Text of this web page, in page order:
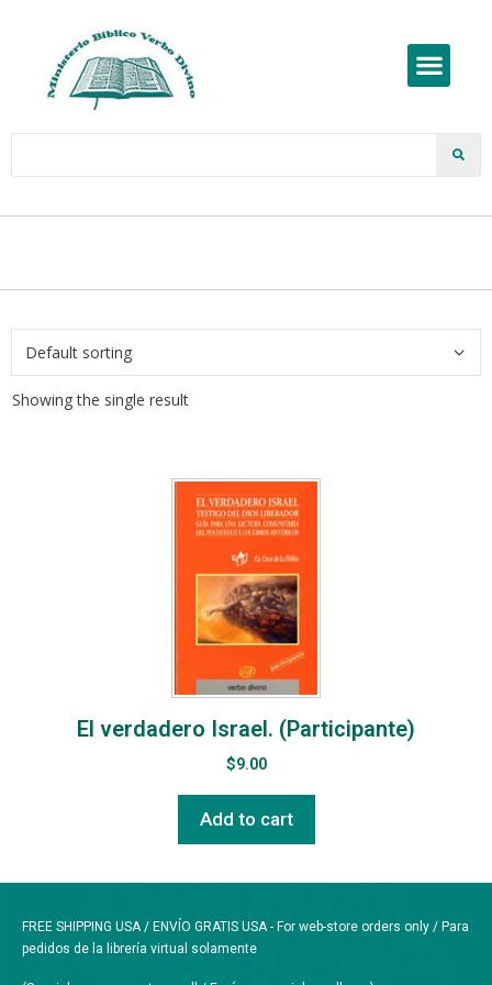
Showing the single result
El verdadero Israel. (Participante)
$9.00
Add to cart
FREE SHIPPING USA / ENVÍO GRATIS USA - For web-store orders only / Para
pedidos de la librería virtual solamente